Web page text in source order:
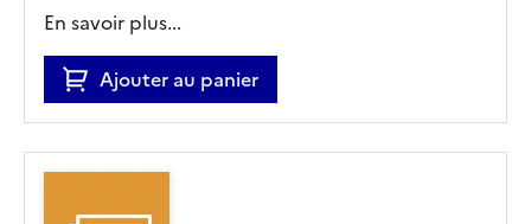
En savoir plus...
Ajouter au panier